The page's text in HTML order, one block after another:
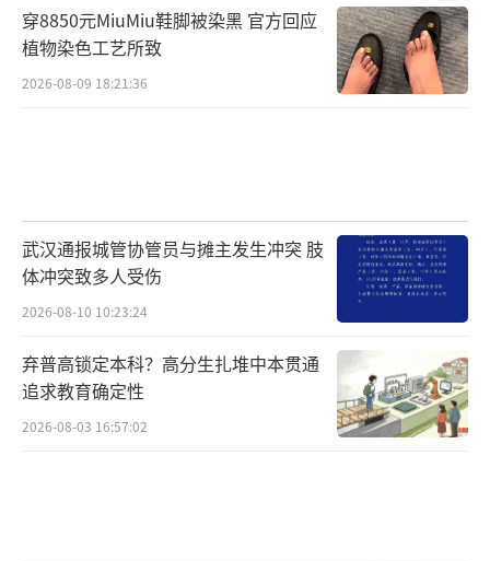
穿8850元MiuMiu鞋脚被染黑 官方回应
植物染色工艺所致
2026-08-09 18:21:36
武汉通报城管协管员与摊主发生冲突 肢
体冲突致多人受伤
2026-08-10 10:23:24
弃普高锁定本科？高分生扎堆中本贯通
追求教育确定性
2026-08-03 16:57:02